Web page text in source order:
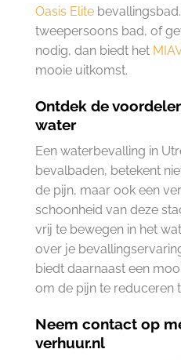
Oasis Elite
tweepersoons bad, of
nodig, dan biedt het
mooie uitkomst.
Ontdek de
water
Een waterbevalling in
bevalbaden, betekent
de pijn, maar ook een
schoonheid van deze
vrij te bewegen in het
over je
biedt daarnaast een
om de pijn te reduceren
Neem contact op
verhuur.nl